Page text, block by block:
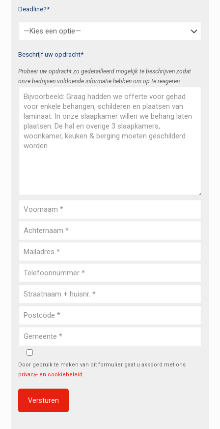
Deadline?*
Beschrijf uw opdracht*
Probeer uw opdracht zo gedetailleerd mogelijk te beschrijven zodat
onze bedrijven voldoende informatie hebben om op te reageren.
Door gebruik te maken van dit formulier gaat u akkoord met ons
privacy- en cookiebeleid .